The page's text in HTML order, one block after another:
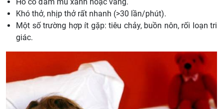
Khó thở, nhịp thở rất nhanh (>30 lần/phút).
Một số trường hợp ít gặp: tiêu chảy, buồn nôn, rối loạn tri
giác.